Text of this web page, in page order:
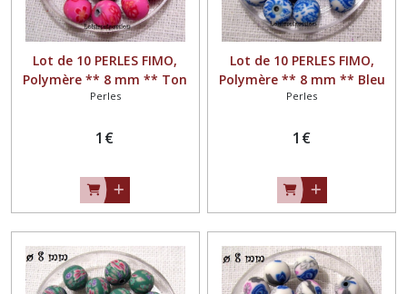
Lot de 10 PERLES FIMO,
Polymère ** 8 mm ** Ton
Rose Fraise - PF12
Perles
1 €
Lot de 10 PERLES FIMO,
Polymère ** 8 mm ** Bleu
porcelaine, Blanc - PF08
Perles
1 €